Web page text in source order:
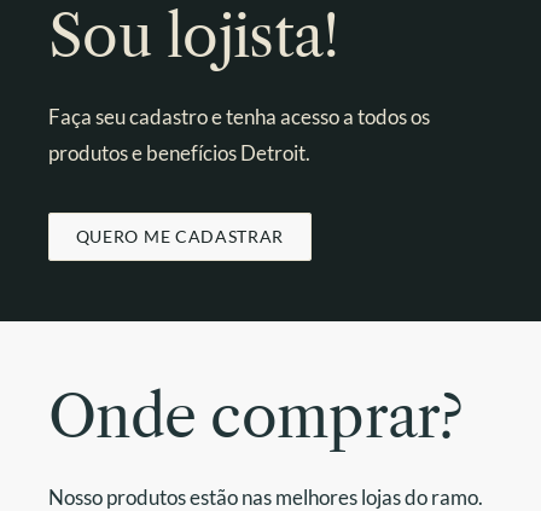
Sou lojista!
Faça seu cadastro e tenha acesso a todos os
produtos e benefícios Detroit.
QUERO ME CADASTRAR
Onde comprar?
Nosso produtos estão nas melhores lojas do ramo.